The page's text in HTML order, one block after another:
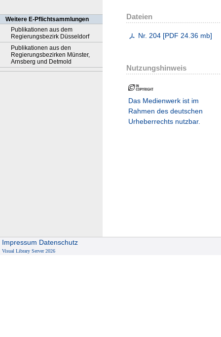
Weitere E-Pflichtsammlungen
Publikationen aus dem
Regierungsbezirk Düsseldorf
Publikationen aus den
Regierungsbezirken Münster,
Arnsberg und Detmold
Dateien
Nr. 204 [PDF 24.36 mb]
Nutzungshinweis
Das Medienwerk ist im
Rahmen des deutschen
Urheberrechts nutzbar.
Impressum Datenschutz
Visual Library Server 2026